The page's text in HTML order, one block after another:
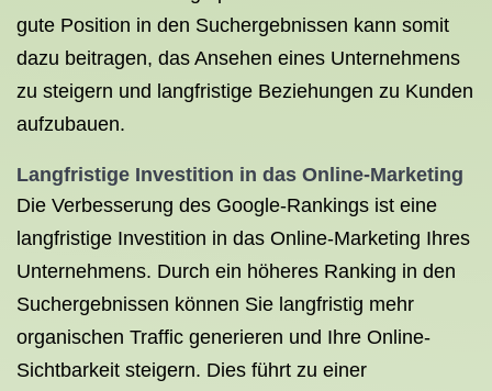
gute Position in den Suchergebnissen kann somit
dazu beitragen, das Ansehen eines Unternehmens
zu steigern und langfristige Beziehungen zu Kunden
aufzubauen.
Langfristige Investition in das Online-Marketing
Die Verbesserung des Google-Rankings ist eine
langfristige Investition in das Online-Marketing Ihres
Unternehmens. Durch ein höheres Ranking in den
Suchergebnissen können Sie langfristig mehr
organischen Traffic generieren und Ihre Online-
Sichtbarkeit steigern. Dies führt zu einer